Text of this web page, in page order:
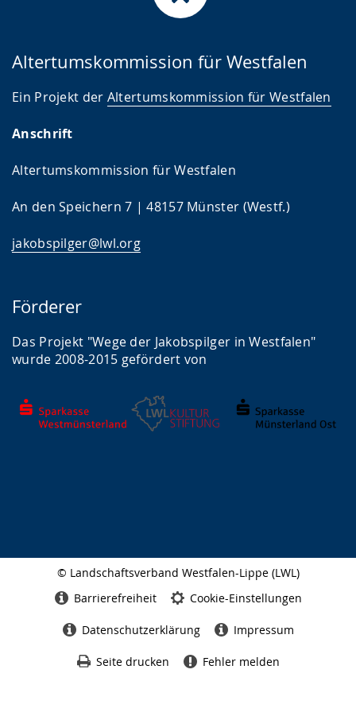
Altertumskommission für Westfalen
Ein Projekt der Altertumskommission für Westfalen
Anschrift
Altertumskommission für Westfalen
An den Speichern 7 | 48157 Münster (Westf.)
jakobspilger@lwl.org
Förderer
Das Projekt "Wege der Jakobspilger in Westfalen"
wurde 2008-2015 gefördert von
© Landschaftsverband Westfalen-Lippe (LWL)
Barrierefreiheit Cookie-Einstellungen
Datenschutzerklärung Impressum
Seite drucken Fehler melden